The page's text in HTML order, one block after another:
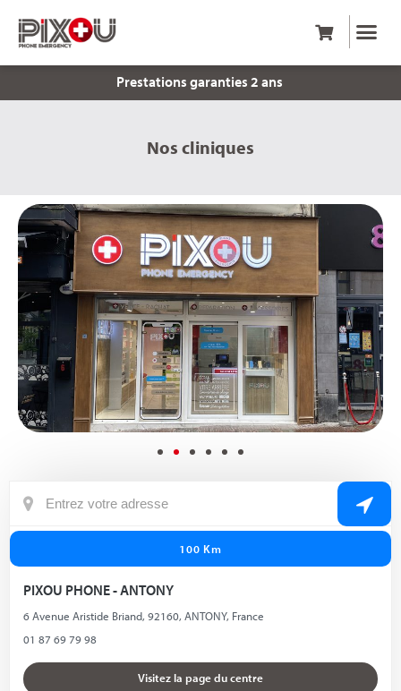
Prestations garanties 2 ans
Nos cliniques
100 Km
PIXOU PHONE - ANTONY
6 Avenue Aristide Briand, 92160, ANTONY, France
01 87 69 79 98
Visitez la page du centre